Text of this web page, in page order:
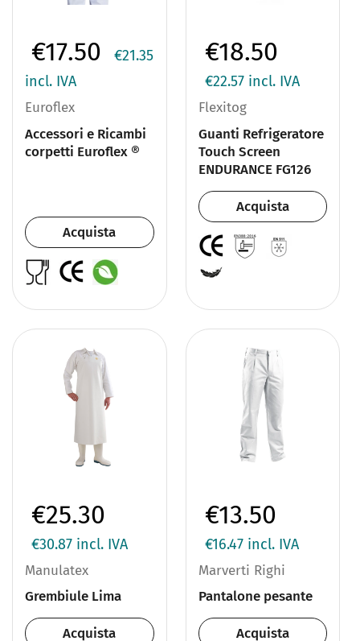
€17.50
€21.35
incl. IVA
Euroflex
Accessori e Ricambi
corpetti Euroflex ®
Acquista
€18.50
€22.57incl. IVA
Flexitog
Guanti Refrigeratore
Touch Screen
ENDURANCE FG126
Acquista
€25.30
€30.87 incl. IVA
Manulatex
Grembiule Lima
Acquista
€13.50
€16.47incl. IVA
Marverti Righi
Pantalone pesante
Acquista